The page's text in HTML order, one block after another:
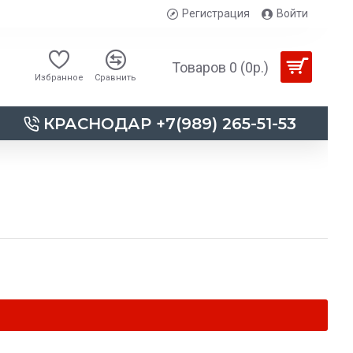
Регистрация Войти
Избранное Сравнить
Товаров 0 (0р.)
КРАСНОДАР +7(989) 265-51-53